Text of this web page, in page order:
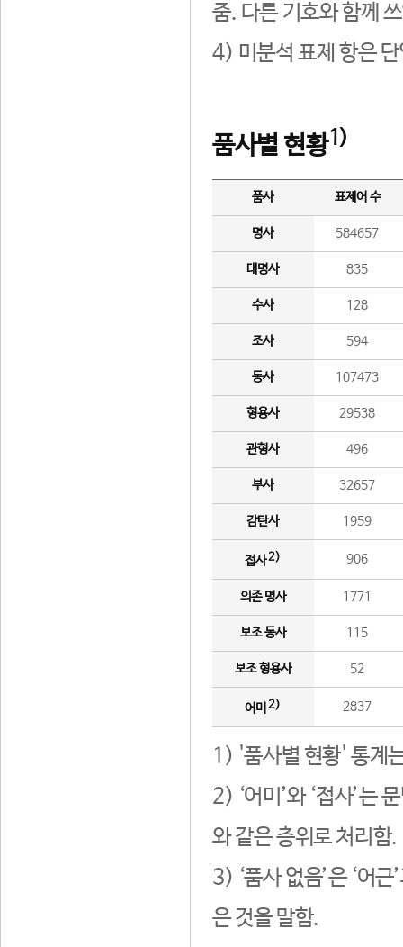
줌. 다른 기호와 함께
4) 미분석 표제 항은
품사별 현황1)
품사 표제어 수
명사 584657
대명사 835
수사 128
조사 594
동사 107473
형용사 29538
관형사 496
부사 32657
감탄사 1959
접사2) 906
의존 명사 1771
보조 동사 115
보조 형용사 52
어미 2) 2837
1) '품사별 현황' 통계
2) ‘어미’와 ‘접사’는
와 같은 층위로 처리함.
3) ‘품사 없음’은 ‘어
은 것을 말함.